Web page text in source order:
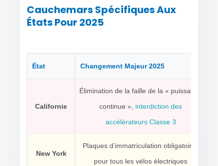
Cauchemars Spécifiques Aux
États Pour 2025
État Changement Majeur 2025
Californie
Élimination de la faille de la « puissance
continue », interdiction des
accélérateurs Classe 3
New York
Plaques d’immatriculation obligatoires
pour tous les vélos électriques